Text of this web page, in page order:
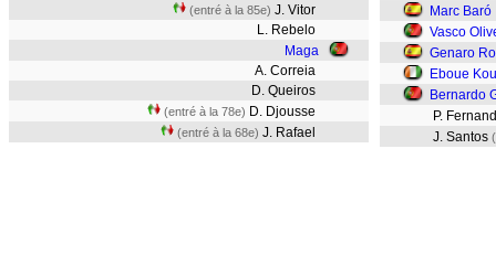
(entré à la 85e) J. Vitor
L. Rebelo
Maga
A. Correia
D. Queiros
(entré à la 78e) D. Djousse
(entré à la 68e) J. Rafael
Marc Baró
Vasco
Genaro
Eboue
Bernardo
P.
J. Santos